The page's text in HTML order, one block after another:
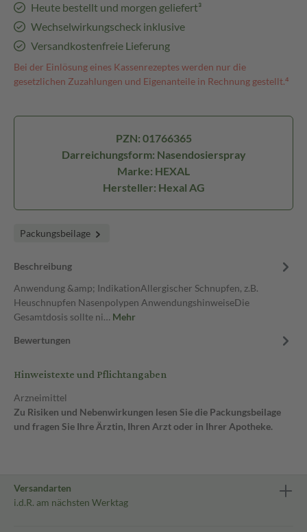
Heute bestellt und morgen geliefert³
Wechselwirkungscheck inklusive
Versandkostenfreie Lieferung
Bei der Einlösung eines Kassenrezeptes werden nur die
gesetzlichen Zuzahlungen und Eigenanteile in Rechnung gestellt.⁴
PZN: 01766365
Darreichungsform: Nasendosierspray
Marke: HEXAL
Hersteller: Hexal AG
Packungsbeilage
Beschreibung
Anwendung &amp; IndikationAllergischer Schnupfen, z.B.
Heuschnupfen Nasenpolypen AnwendungshinweiseDie
Gesamtdosis sollte ni… Mehr
Bewertungen
Hinweistexte und Pflichtangaben
Arzneimittel
Zu Risiken und Nebenwirkungen lesen Sie die Packungsbeilage
und fragen Sie Ihre Ärztin, Ihren Arzt oder in Ihrer Apotheke.
Versandarten
i.d.R. am nächsten Werktag